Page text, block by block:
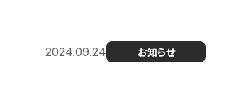
2024.09.24 お知らせ